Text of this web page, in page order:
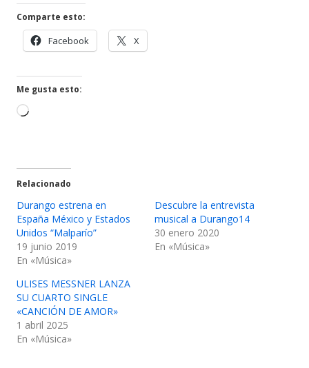
Comparte esto:
Facebook
en
X
en
Me gusta esto:
Cargando...
Relacionado
Durango estrena en
España México y Estados
Unidos “Malparío”
19 junio 2019
En «Música»
Descubre la entrevista
musical a Durango14
30 enero 2020
En «Música»
ULISES MESSNER LANZA
SU CUARTO SINGLE
«CANCIÓN DE AMOR»
1 abril 2025
En «Música»